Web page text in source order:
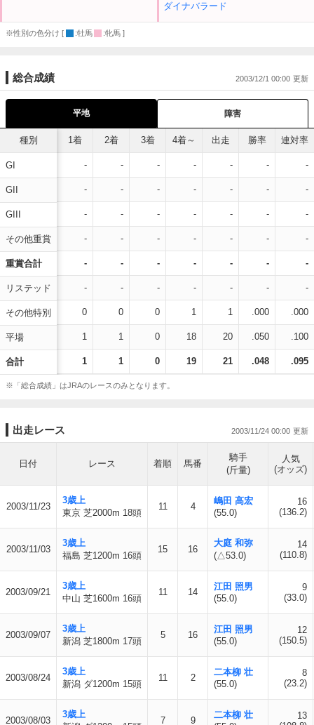
ダイナバラード
※性別の色分け [ :牡馬 :牝馬 ]
総合成績 2003/12/1 00:00
平地 障害
種別
GI
GII
GIII
その他重賞
重賞合計
リステッド
その他特別
平場
合計
1着 2着 3着 4着～ 出走 勝率 連対率
- - - - - - -
- - - - - - -
- - - - - - -
- - - - - - -
- - - - - - -
- - - - - - -
0 0 0 1 1 .000 .000
1 1 0 18 20 .050 .100
1 1 0 19 21 .048 .095
※「総合成績」はJRAのレースのみとなります。
出走レース 2003/11/24 00:00
日付 レース 着順 馬番
騎手
(斤量)
人気
(オッズ)
2003/11/23
3歳上
東京 芝2000m 18頭
11 4
嶋田 高宏
(55.0)
16
(136.2)
2003/11/03
3歳上
福島 芝1200m 16頭
15 16
大庭 和弥
(△53.0)
14
(110.8)
2003/09/21
3歳上
中山 芝1600m 16頭
11 14
江田 照男
(55.0)
9
(33.0)
2003/09/07
3歳上
新潟 芝1800m 17頭
5 16
江田 照男
(55.0)
12
(150.5)
2003/08/24
3歳上
新潟 ダ1200m 15頭
11 2
二本柳 壮
(55.0)
8
(23.2)
2003/08/03
3歳上
7 9
二本柳 壮
13